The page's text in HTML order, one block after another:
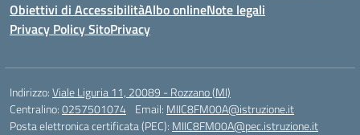
Obiettivi di AccessibilitàAlbo onlineNote legali
Privacy Policy SitoPrivacy
Indirizzo:Viale Liguria 11, 20089 - Rozzano (MI)
Centralino:0257501074 Email: MIIC8FM00A@istruzione.it
Posta elettronica certificata (PEC): MIIC8FM00A@pec.istruzione.it